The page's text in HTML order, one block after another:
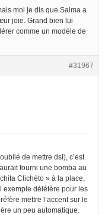
moi je dis que Salma a
joie. Grand bien lui
comme un modèle de
#31967
de mettre dsl), c’est
fourni une bomba au
Clichéto » à la place,
exemple délétère pour les
mettre l’accent sur le
un peu automatique.